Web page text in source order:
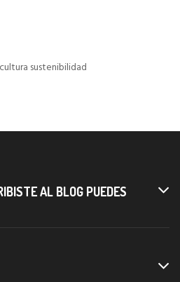
sustenibilidad
AL BLOG PUEDES